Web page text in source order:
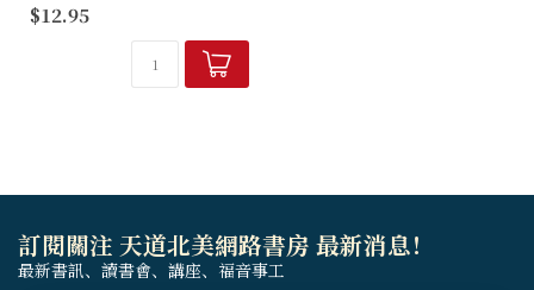
色領袖，他結集寶貴經驗，以
聖經作基礎，列出作敬虔領袖
的七大原則，見解精闢，叫牧
$12.95
訂閱關注 天道北美網路書房 最新消息！
最新書訊、讀書會、講座、福音事工